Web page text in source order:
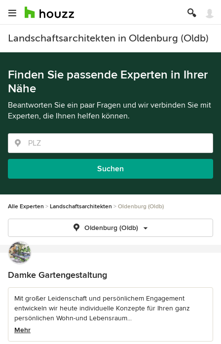
Landschaftsarchitekten in Oldenburg (Oldb)
Finden Sie passende Experten in Ihrer
Nähe
Beantworten Sie ein paar Fragen und wir verbinden Sie mit
Experten, die Ihnen helfen können.
Suchen
Alle Experten Landschaftsarchitekten Oldenburg (Oldb)
Oldenburg (Oldb)
Damke Gartengestaltung
Mit großer Leidenschaft und persönlichem Engagement
entwickeln wir heute individuelle Konzepte für Ihren ganz
persönlichen Wohn-und Lebensraum...
Mehr